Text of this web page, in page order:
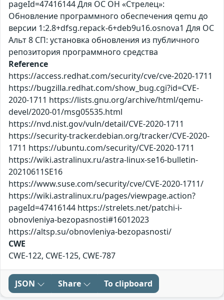
pageId=47416144 Для ОС ОН «Стрелец»:
Обновление программного обеспечения qemu до
версии 1:2.8+dfsg.repack-6+deb9u16.osnova1 Для ОС
Альт 8 СП: установка обновления из публичного
репозитория программного средства
Reference
https://access.redhat.com/security/cve/cve-2020-1711
https://bugzilla.redhat.com/show_bug.cgi?id=CVE-
2020-1711 https://lists.gnu.org/archive/html/qemu-
devel/2020-01/msg05535.html
https://nvd.nist.gov/vuln/detail/CVE-2020-1711
https://security-tracker.debian.org/tracker/CVE-2020-
1711 https://ubuntu.com/security/CVE-2020-1711
https://wiki.astralinux.ru/astra-linux-se16-bulletin-
20210611SE16
https://www.suse.com/security/cve/CVE-2020-1711/
https://wiki.astralinux.ru/pages/viewpage.action?
pageId=47416144 https://strelets.net/patchi-i-
obnovleniya-bezopasnosti#16012023
https://altsp.su/obnovleniya-bezopasnosti/
CWE
CWE-122, CWE-125, CWE-787
JSON Share To clipboard